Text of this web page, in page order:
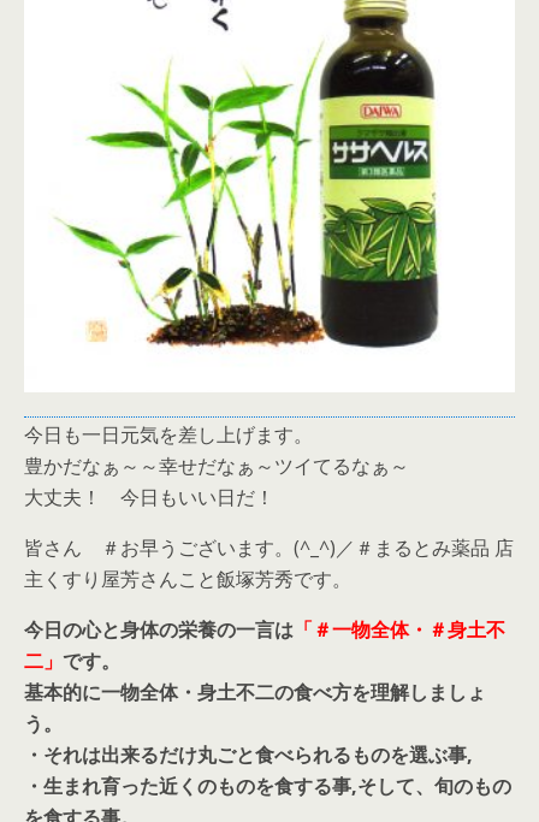
今日も一日元気を差し上げます。
豊かだなぁ～～幸せだなぁ～ツイてるなぁ～
大丈夫！ 今日もいい日だ！
皆さん ＃お早うございます。(^_^)／＃まるとみ薬品 店
主くすり屋芳さんこと飯塚芳秀です。
今日の心と身体の栄養の一言は 「＃一物全体・＃身土不
二」 です。
基本的に一物全体・身土不二の食べ方を理解しましょ
う。
・それは出来るだけ丸ごと食べられるものを選ぶ事,
・生まれ育った近くのものを食する事,そして、旬のもの